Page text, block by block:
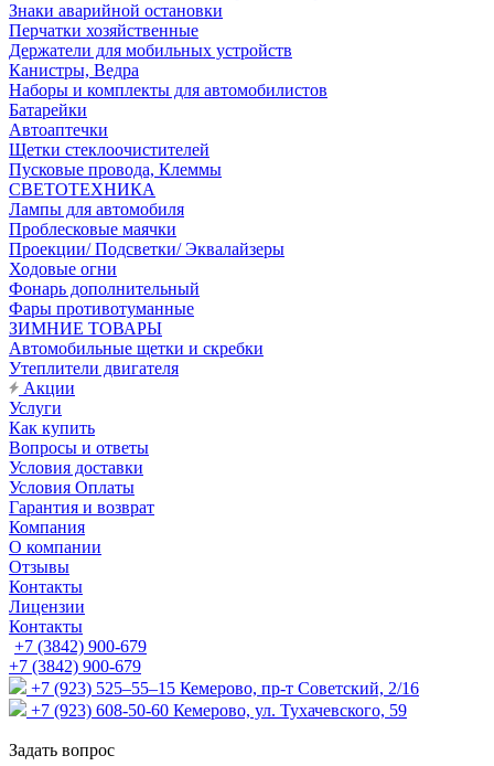
Знаки аварийной остановки
Перчатки хозяйственные
Держатели для мобильных устройств
Канистры, Ведра
Наборы и комплекты для автомобилистов
Батарейки
Автоаптечки
Щетки стеклоочистителей
Пусковые провода, Клеммы
СВЕТОТЕХНИКА
Лампы для автомобиля
Проблесковые маячки
Проекции/ Подсветки/ Эквалайзеры
Ходовые огни
Фонарь дополнительный
Фары противотуманные
ЗИМНИЕ ТОВАРЫ
Автомобильные щетки и скребки
Утеплители двигателя
Акции
Услуги
Как купить
Вопросы и ответы
Условия доставки
Условия Оплаты
Гарантия и возврат
Компания
О компании
Отзывы
Контакты
Лицензии
Контакты
+7 (3842) 900-679
+7 (3842) 900-679
+7 (923) 525–55–15 Кемерово, пр-т Советский, 2/16
+7 (923) 608-50-60 Кемерово, ул. Тухачевского, 59
Задать вопрос